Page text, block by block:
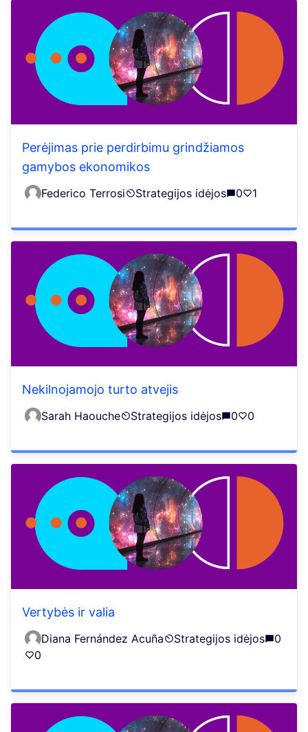
Perėjimas prie perdirbimu grindžiamos
gamybos ekonomikos
Federico Terrosi Strategijos idėjos 0 1
Nekilnojamojo turto atvejis
Sarah Haouche Strategijos idėjos 0 0
Vertybės ir valia
Diana Fernández Acuña Strategijos idėjos
0
0